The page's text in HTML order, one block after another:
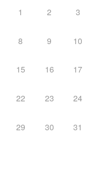
1 2 3
8 9 10
15 16 17
22 23 24
29 30 31